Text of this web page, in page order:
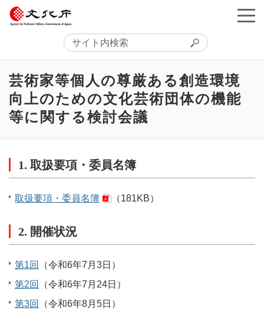
芸術家等個人の尊厳ある創造環境
向上のための文化芸術団体の機能
等に関する検討会議
1. 取扱要項・委員名簿
取扱要項・委員名簿 （181KB）
2. 開催状況
第1回
（令和6年7月3日）
第2回
（令和6年7月24日）
第3回
（令和6年8月5日）